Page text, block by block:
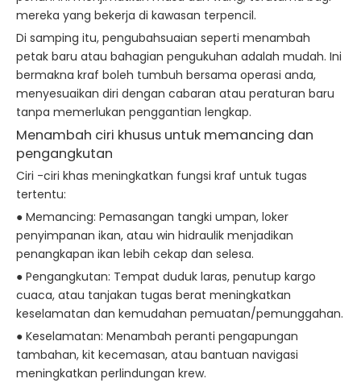
mereka yang bekerja di kawasan terpencil.
Di samping itu, pengubahsuaian seperti menambah
petak baru atau bahagian pengukuhan adalah mudah. Ini
bermakna kraf boleh tumbuh bersama operasi anda,
menyesuaikan diri dengan cabaran atau peraturan baru
tanpa memerlukan penggantian lengkap.
Menambah ciri khusus untuk memancing dan
pengangkutan
Ciri -ciri khas meningkatkan fungsi kraf untuk tugas
tertentu:
● Memancing: Pemasangan tangki umpan, loker
penyimpanan ikan, atau win hidraulik menjadikan
penangkapan ikan lebih cekap dan selesa.
● Pengangkutan: Tempat duduk laras, penutup kargo
cuaca, atau tanjakan tugas berat meningkatkan
keselamatan dan kemudahan pemuatan/pemunggahan.
● Keselamatan: Menambah peranti pengapungan
tambahan, kit kecemasan, atau bantuan navigasi
meningkatkan perlindungan krew.